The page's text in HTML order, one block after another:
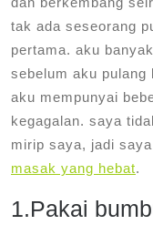
tak ada seseorang
pertama. aku
sebelum aku pulang
aku mempunyai
kegagalan. saya
mirip saya, jadi
masak yang hebat.
1.Pakai